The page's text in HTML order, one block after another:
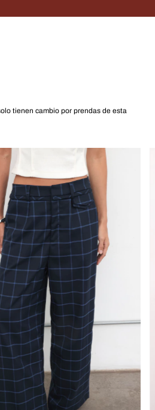
tienen cambio por prendas de esta